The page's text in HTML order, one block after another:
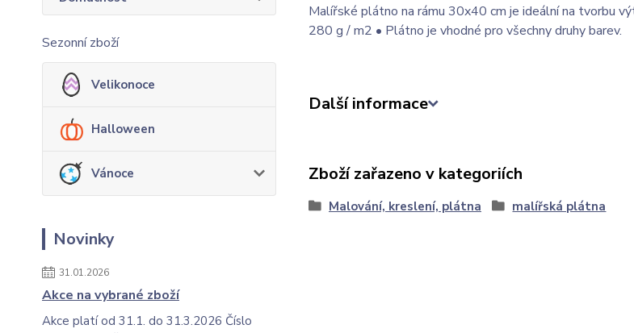
Sezonní zboží
Velikonoce
Halloween
Vánoce
Novinky
31.01.2026
Akce na vybrané zboží
Akce platí od 31.1. do 31.3.2026 Číslo
Malířské plátno na rámu 30x40 cm je ideální na tvorbu
280 g / m2 • Plátno je vhodné pro všechny druhy barev.
Další informace
Zboží zařazeno v kategoriích
Malování, kreslení, plátna malířská plátna